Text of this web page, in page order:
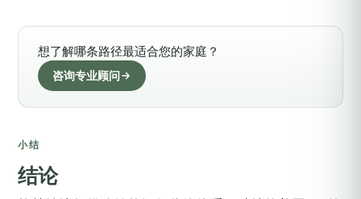
想了解哪条路径最适合您的家庭？
咨询专业顾问
小结
结论